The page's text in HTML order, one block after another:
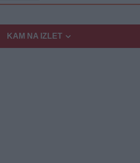
KAM NA IZLET